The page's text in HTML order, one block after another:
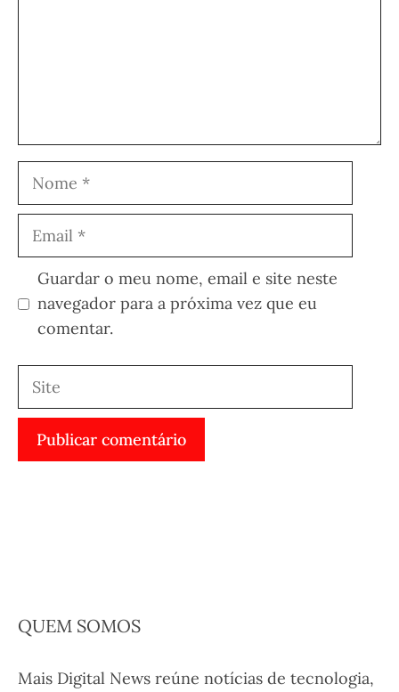
Nome
Email
Guardar o meu nome, email e site neste
navegador para a próxima vez que eu
comentar.
Site
QUEM SOMOS
Mais Digital News reúne notícias de tecnologia,